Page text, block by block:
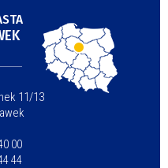
11/13
00
44